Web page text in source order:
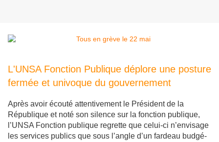
L'UNSA Fonction Publique déplore une posture
fermée et univoque du gouvernement
Après avoir écouté atten­ti­ve­ment le Président de la
République et noté son silence sur la fonc­tion publi­que,
l’UNSA Fonction publi­que regrette que celui-ci n’envi­sage
les ser­vi­ces publics que sous l’angle d’un far­deau bud­gé­